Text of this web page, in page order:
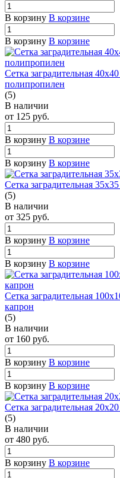
В корзину В корзине
В корзину В корзине
Сетка заградительная
полипропилен
(5)
В наличии
от 125 руб.
В корзину В корзине
В корзину В корзине
Сетка заградительная
(5)
В наличии
от 325 руб.
В корзину В корзине
В корзину В корзине
Сетка заградительная
капрон
(5)
В наличии
от 160 руб.
В корзину В корзине
В корзину В корзине
Сетка заградительная
(5)
В наличии
от 480 руб.
В корзину В корзине